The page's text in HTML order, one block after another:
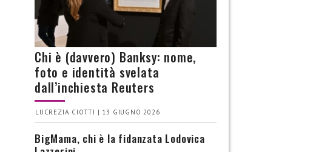
Chi è (davvero) Banksy: nome,
foto e identità svelata
dall’inchiesta Reuters
LUCREZIA CIOTTI | 13 GIUGNO 2026
BigMama, chi è la fidanzata Lodovica